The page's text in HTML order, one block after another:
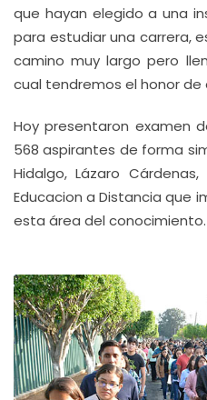
que hayan elegido a una
para estudiar una carrera,
camino muy largo pero
cual tendremos el honor de
Hoy presentaron examen
568 aspirantes de forma
Hidalgo, Lázaro
Educacion a Distancia que
esta área del conocimiento.